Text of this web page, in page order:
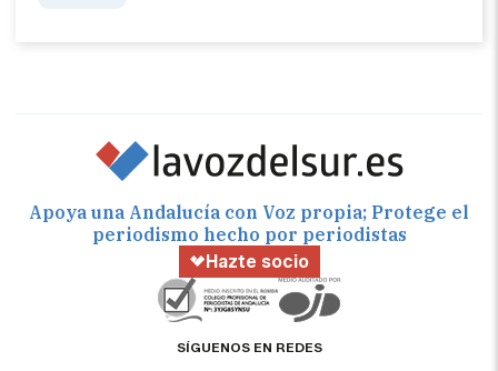
Apoya una Andalucía con Voz propia; Protege el
periodismo hecho por periodistas
Hazte socio
SÍGUENOS EN REDES